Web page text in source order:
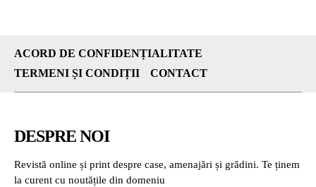
ACORD DE CONFIDENȚIALITATE
TERMENI ȘI CONDIȚII
CONTACT
DESPRE NOI
Revistă online și print despre case, amenajări și grădini. Te ținem
la curent cu noutățile din domeniu